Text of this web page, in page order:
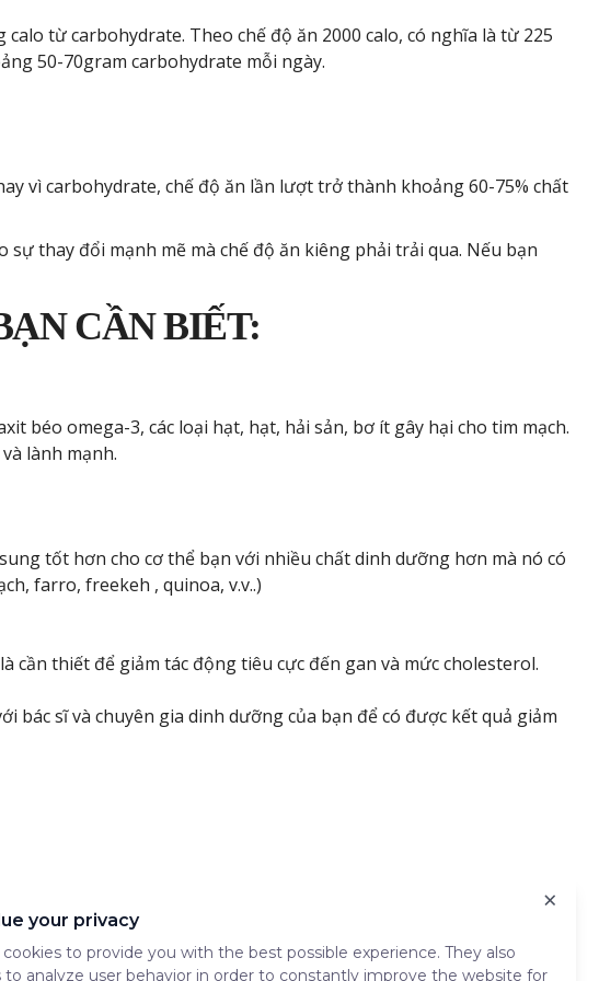
từ carbohydrate. Theo chế độ ăn 2000 calo, có nghĩa là từ 225
50-70gram carbohydrate mỗi ngày.
vì carbohydrate, chế độ ăn lần lượt trở thành khoảng 60-75% chất
thay đổi mạnh mẽ mà chế độ ăn kiêng phải trải qua. Nếu bạn
CẦN BIẾT:
béo omega-3, các loại hạt, hạt, hải sản, bơ ít gây hại cho tim mạch.
lành mạnh.
tốt hơn cho cơ thể bạn với nhiều chất dinh dưỡng hơn mà nó có
farro, freekeh , quinoa, v.v..)
thiết để giảm tác động tiêu cực đến gan và mức cholesterol.
sĩ và chuyên gia dinh dưỡng của bạn để có được kết quả giảm
an toàn thì vẫn cần nghiên cứu thêm để xem nó có hiệu quả như
được cân nhắc. Nó có thể giúp kiểm soát lượng đường và giảm
bắt đầu an toàn. Sau khi bắt đầu chế độ ăn ketogenic, bệnh nhân
có tác dụng phụ nào xuất hiện.
your privacy
to provide you with the best possible experience. They also
to analyze user behavior in order to constantly improve the website for
×